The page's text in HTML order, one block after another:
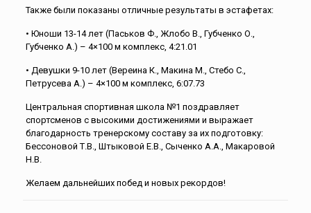
Также были показаны отличные результаты в эстафетах:
• Юноши 13-14 лет (Паськов Ф., Жлобо В., Губченко О.,
Губченко А.) – 4×100 м комплекс, 4:21.01
• Девушки 9-10 лет (Вереина К., Макина М., Стебо С.,
Петрусева А.) – 4×100 м комплекс, 6:07.73
Центральная спортивная школа №1 поздравляет
спортсменов с высокими достижениями и выражает
благодарность тренерскому составу за их подготовку:
Бессоновой Т.В., Штыковой Е.В., Сыченко А.А., Макаровой
Н.В.
Желаем дальнейших побед и новых рекордов!